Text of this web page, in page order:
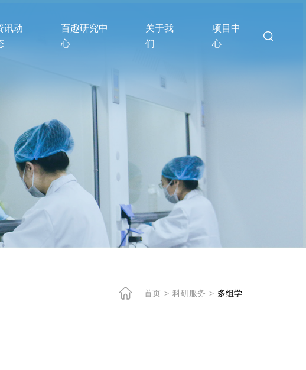
讯动
百趣研究中
心
关于我
们
项目中
心
首页 > 科研服务 > 多组学